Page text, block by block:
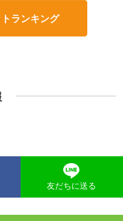
ランキング
友だちに送る